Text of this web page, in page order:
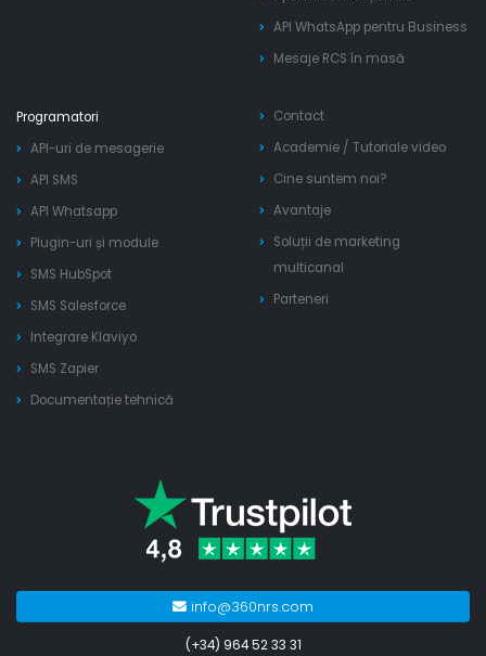
API WhatsApp pentru Business
Mesaje RCS în masă
Programatori
API-uri de mesagerie
API SMS
API Whatsapp
Plugin-uri și module
SMS HubSpot
SMS Salesforce
Integrare Klaviyo
SMS Zapier
Documentație tehnică
Contact
Academie / Tutoriale video
Cine suntem noi?
Avantaje
Soluții de marketing
multicanal
Parteneri
info@360nrs.com
(+34) 964 52 33 31